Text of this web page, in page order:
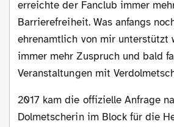
erreichte der Fanclub immer
Barrierefreiheit. Was anfangs
ehrenamtlich von mir unterstützt
immer mehr Zuspruch und bald
Veranstaltungen mit
2017 kam die offizielle Anfrage nach einer
Dolmetscherin im Block für die